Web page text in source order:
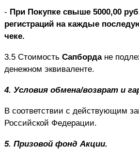
- При Покупке свыше 5000,00
регистраций на каждые
чеке.
3.5 Стоимость Сапборда не
денежном эквиваленте.
4. Условия обмена/возврат и
В соответствии с действующим
Российской Федерации.
5. Призовой фонд Акции.